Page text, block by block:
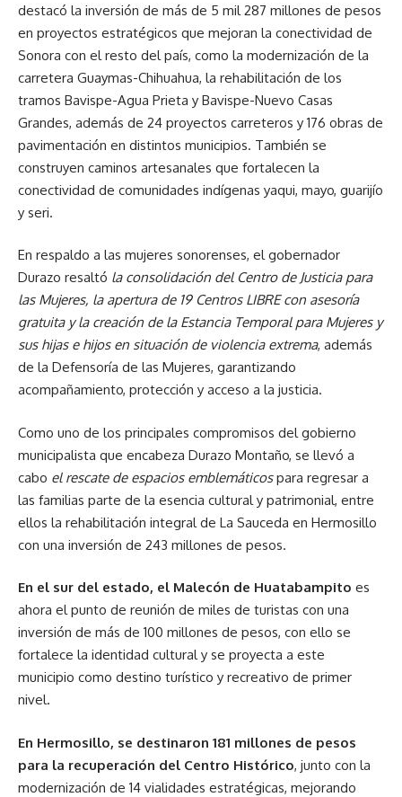
destacó la inversión de más de 5 mil 287 millones de pesos
en proyectos estratégicos que mejoran la conectividad de
Sonora con el resto del país, como la modernización de la
carretera Guaymas-Chihuahua, la rehabilitación de los
tramos Bavispe-Agua Prieta y Bavispe-Nuevo Casas
Grandes, además de 24 proyectos carreteros y 176 obras de
pavimentación en distintos municipios. También se
construyen caminos artesanales que fortalecen la
conectividad de comunidades indígenas yaqui, mayo, guarijío
y seri.
En respaldo a las mujeres sonorenses, el gobernador
Durazo resaltó la consolidación del Centro de Justicia para
las Mujeres, la apertura de 19 Centros LIBRE con asesoría
gratuita y la creación de la Estancia Temporal para Mujeres y
sus hijas e hijos en situación de violencia extrema, además
de la Defensoría de las Mujeres, garantizando
acompañamiento, protección y acceso a la justicia.
Como uno de los principales compromisos del gobierno
municipalista que encabeza Durazo Montaño, se llevó a
cabo el rescate de espacios emblemáticospara regresar a
las familias parte de la esencia cultural y patrimonial, entre
ellos la rehabilitación integral de La Sauceda en Hermosillo
con una inversión de 243 millones de pesos.
En el sur del estado, el Malecón de Huatabampito es
ahora el punto de reunión de miles de turistas con una
inversión de más de 100 millones de pesos, con ello se
fortalece la identidad cultural y se proyecta a este
municipio como destino turístico y recreativo de primer
nivel.
En Hermosillo, se destinaron 181 millones de pesos
para la recuperación del Centro Histórico, junto con la
modernización de 14 vialidades estratégicas, mejorando